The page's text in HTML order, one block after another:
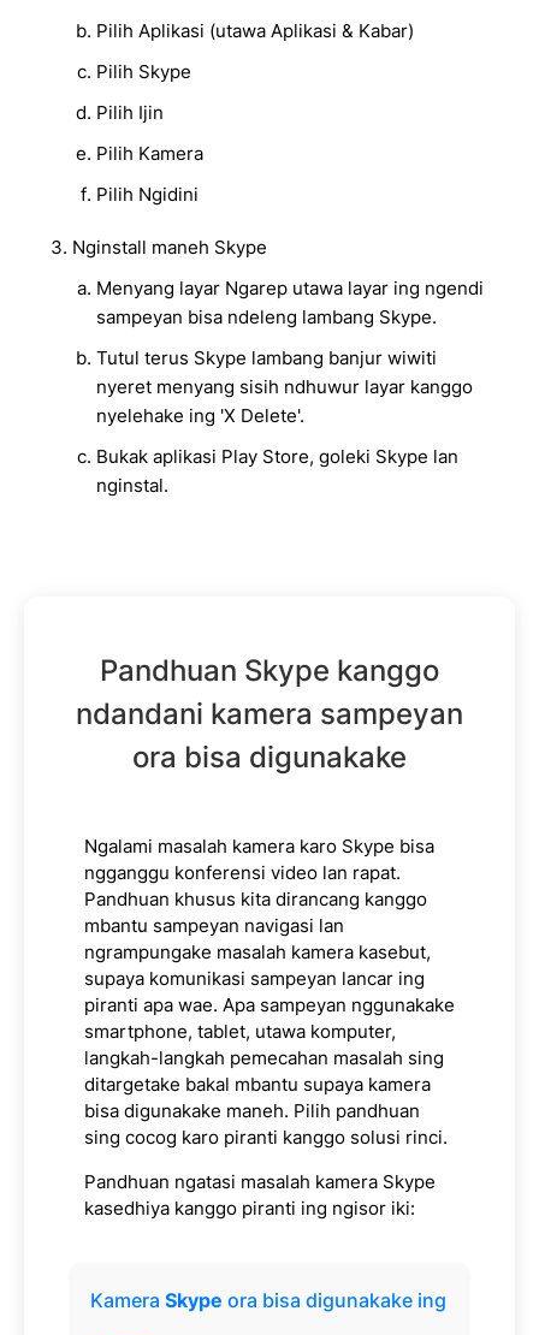
Pilih Aplikasi (utawa Aplikasi & Kabar)
Pilih Skype
Pilih Ijin
Pilih Kamera
Pilih Ngidini
Nginstall maneh Skype
Menyang layar Ngarep utawa layar ing ngendi
sampeyan bisa ndeleng lambang Skype.
Tutul terus Skype lambang banjur wiwiti
nyeret menyang sisih ndhuwur layar kanggo
nyelehake ing 'X Delete'.
Bukak aplikasi Play Store, goleki Skype lan
nginstal.
Pandhuan Skype kanggo
ndandani kamera sampeyan
ora bisa digunakake
Ngalami masalah kamera karo Skype bisa
ngganggu konferensi video lan rapat.
Pandhuan khusus kita dirancang kanggo
mbantu sampeyan navigasi lan
ngrampungake masalah kamera kasebut,
supaya komunikasi sampeyan lancar ing
piranti apa wae. Apa sampeyan nggunakake
smartphone, tablet, utawa komputer,
langkah-langkah pemecahan masalah sing
ditargetake bakal mbantu supaya kamera
bisa digunakake maneh. Pilih pandhuan
sing cocog karo piranti kanggo solusi rinci.
Pandhuan ngatasi masalah kamera Skype
kasedhiya kanggo piranti ing ngisor iki:
Kamera Skype ora bisa digunakake ing